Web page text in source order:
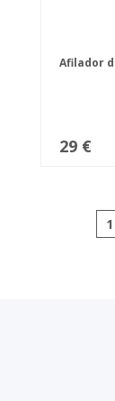
Afilador
29 €
1